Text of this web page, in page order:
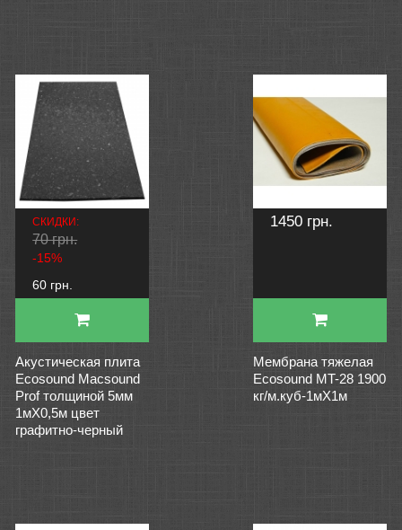
СКИДКИ:
70 грн.
-15%
60 грн.
Акустическая плита
Ecosound Macsound
Prof толщиной 5мм
1мХ0,5м цвет
графитно-черный
1450 грн.
Мембрана тяжелая
Ecosound MT-28 1900
кг/м.куб-1мХ1м